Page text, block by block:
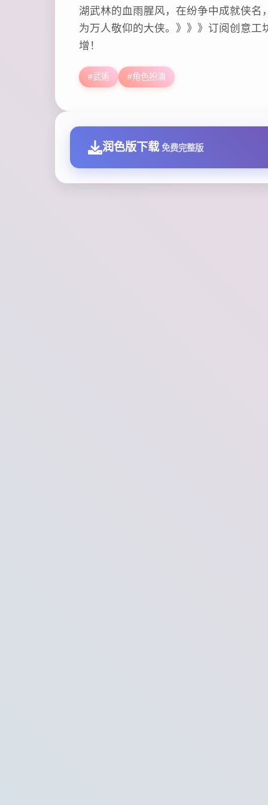
湖武林的血雨腥风，在纷争中成就侠名
为万人敬仰的大侠。》》》订阅创意工
增！
#武術 #角色扮演
润色版下载 免费完整版